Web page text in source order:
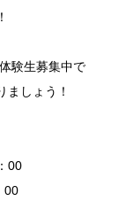
験生募集中で
ましょう！
00